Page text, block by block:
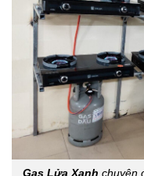
Gas Lửa Xanh chuyên